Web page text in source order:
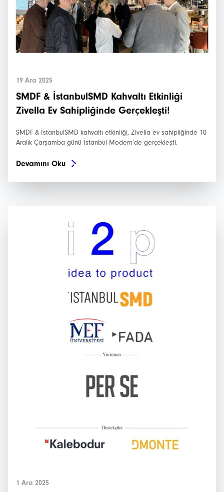
19 Ara 2025
SMDF & İstanbulSMD Kahvaltı Etkinliği
Zivella Ev Sahipliğinde Gerçekleşti!
SMDF & İstanbulSMD kahvaltı etkinliği, Zivella ev sahipliğinde 10
Aralık Çarşamba günü İstanbul Modern’de gerçekleşti.
Devamını Oku
1 Ara 2025